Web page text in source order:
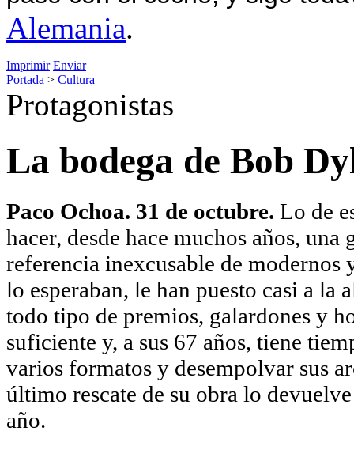
Alemania.
Imprimir Enviar
Portada > Cultura
Protagonistas
La bodega de Bob
Paco Ochoa. 31 de octubre. Lo de
hacer, desde hace muchos años,
referencia inexcusable de modernos
lo esperaban, le han puesto casi a la
todo tipo de premios, galardones y
suficiente y, a sus 67 años, tiene
varios formatos y desempolvar sus
último rescate de su obra lo
año.